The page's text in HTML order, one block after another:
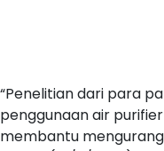
“Penelitian dari para
penggunaan air
membantu